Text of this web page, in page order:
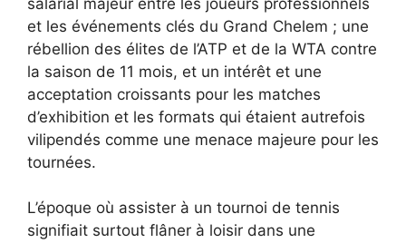
et les événements clés du Grand Chelem ; une
rébellion des élites de l’ATP et de la WTA contre
la saison de 11 mois, et un intérêt et une
acceptation croissants pour les matches
d’exhibition et les formats qui étaient autrefois
vilipendés comme une menace majeure pour les
tournées.​
L’époque où assister à un tournoi de tennis
signifiait surtout flâner à loisir dans une